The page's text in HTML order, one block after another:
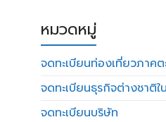
หมวดหมู่
จดทะเบียนท่องเที่ยวภาค
จดทะเบียนธุรกิจต่างชาติใ
จดทะเบียนบริษัท